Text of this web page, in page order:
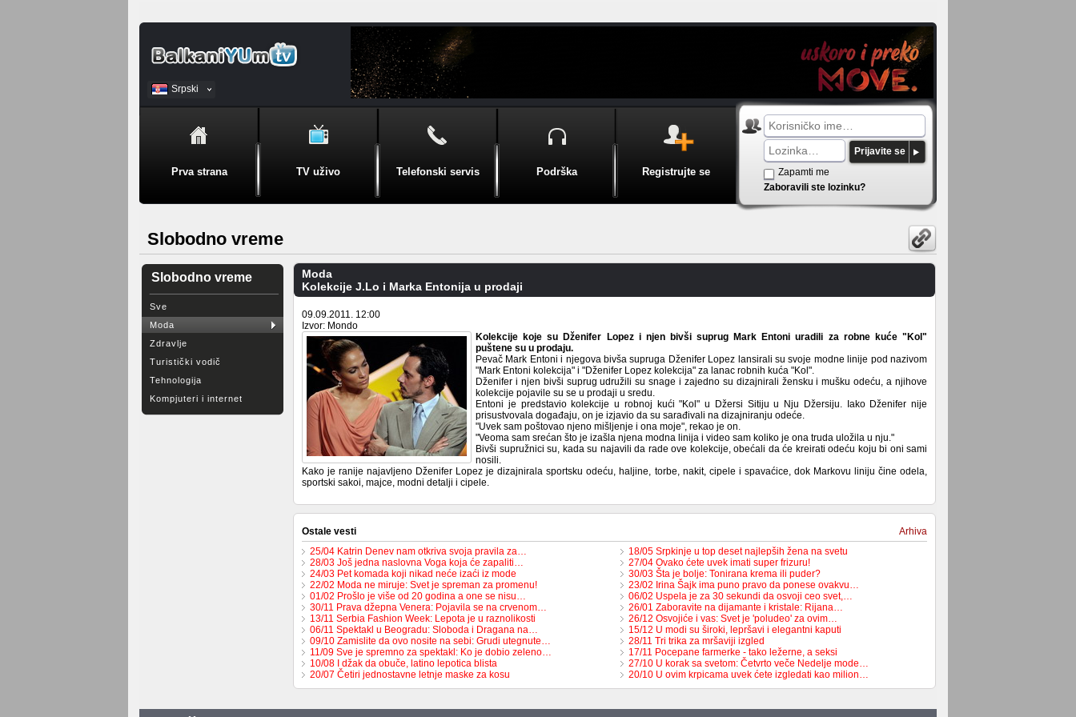
Srpski
BiH
Prva strana TV uživo Telefonski servis Podrška Registrujte se
Prijavite se
Zapamti me
Zaboravili ste lozinku?
Slobodno vreme
Slobodno vreme
Sve
Moda
Zdravlje
Turistički vodič
Tehnologija
Kompjuteri i internet
Moda
Kolekcije J.Lo i Marka Entonija u prodaji
09.09.2011. 12:00
Izvor: Mondo
Kolekcije koje su Dženifer Lopez i njen bivši suprug Mark Entoni uradili za robne kuće "Kol"
puštene su u prodaju.
Pevač Mark Entoni i njegova bivša supruga Dženifer Lopez lansirali su svoje modne linije pod nazivom
"Mark Entoni kolekcija" i "Dženifer Lopez kolekcija" za lanac robnih kuća "Kol".
Dženifer i njen bivši suprug udružili su snage i zajedno su dizajnirali žensku i mušku odeću, a njihove
kolekcije pojavile su se u prodaji u sredu.
Entoni je predstavio kolekcije u robnoj kući "Kol" u Džersi Sitiju u Nju Džersiju. Iako Dženifer nije
prisustvovala događaju, on je izjavio da su sarađivali na dizajniranju odeće.
"Uvek sam poštovao njeno mišljenje i ona moje", rekao je on.
"Veoma sam srećan što je izašla njena modna linija i video sam koliko je ona truda uložila u nju."
Bivši supružnici su, kada su najavili da rade ove kolekcije, obećali da će kreirati odeću koju bi oni sami
nosili.
Kako je ranije najavljeno Dženifer Lopez je dizajnirala sportsku odeću, haljine, torbe, nakit, cipele i spavaćice, dok Markovu liniju čine odela,
sportski sakoi, majce, modni detalji i cipele.
Ostale vesti
Arhiva
25/04 Katrin Denev nam otkriva svoja pravila za…
28/03 Još jedna naslovna Voga koja će zapaliti…
24/03 Pet komada koji nikad neće izaći iz mode
22/02 Moda ne miruje: Svet je spreman za promenu!
01/02 Prošlo je više od 20 godina a one se nisu…
30/11 Prava džepna Venera: Pojavila se na crvenom…
13/11 Serbia Fashion Week: Lepota je u raznolikosti
06/11 Spektakl u Beogradu: Sloboda i Dragana na…
09/10 Zamislite da ovo nosite na sebi: Grudi utegnute…
11/09 Sve je spremno za spektakl: Ko je dobio zeleno…
10/08 I džak da obuče, latino lepotica blista
20/07 Četiri jednostavne letnje maske za kosu
18/05 Srpkinje u top deset najlepših žena na svetu
27/04 Ovako ćete uvek imati super frizuru!
30/03 Šta je bolje: Tonirana krema ili puder?
23/02 Irina Šajk ima puno pravo da ponese ovakvu…
06/02 Uspela je za 30 sekundi da osvoji ceo svet,…
26/01 Zaboravite na dijamante i kristale: Rijana…
26/12 Osvojiće i vas: Svet je 'poludeo' za ovim…
15/12 U modi su široki, lepršavi i elegantni kaputi
28/11 Tri trika za mršaviji izgled
17/11 Pocepane farmerke - tako ležerne, a seksi
27/10 U korak sa svetom: Četvrto veče Nedelje mode…
20/10 U ovim krpicama uvek ćete izgledati kao milion…